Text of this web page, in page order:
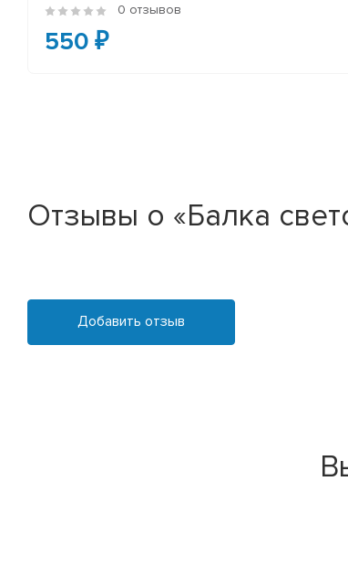
0 отзывов
550 ₽
Отзывы о «Балка
Добавить отзыв